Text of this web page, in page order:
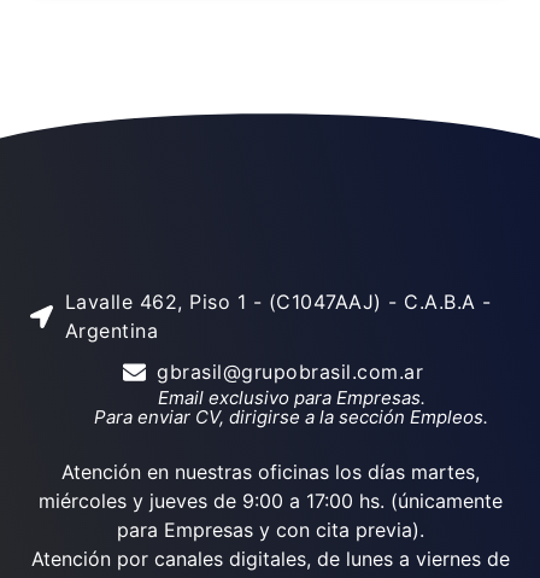
Lavalle 462, Piso 1 - (C1047AAJ) - C.A.B.A -
Argentina
gbrasil@grupobrasil.com.ar
Email exclusivo para Empresas.
Para enviar CV, dirigirse a la sección Empleos.
Atención en nuestras oficinas los días martes,
miércoles y jueves de 9:00 a 17:00 hs. (únicamente
para Empresas y con cita previa).
Atención por canales digitales, de lunes a viernes de